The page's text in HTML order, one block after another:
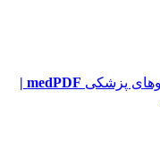
medPDF |